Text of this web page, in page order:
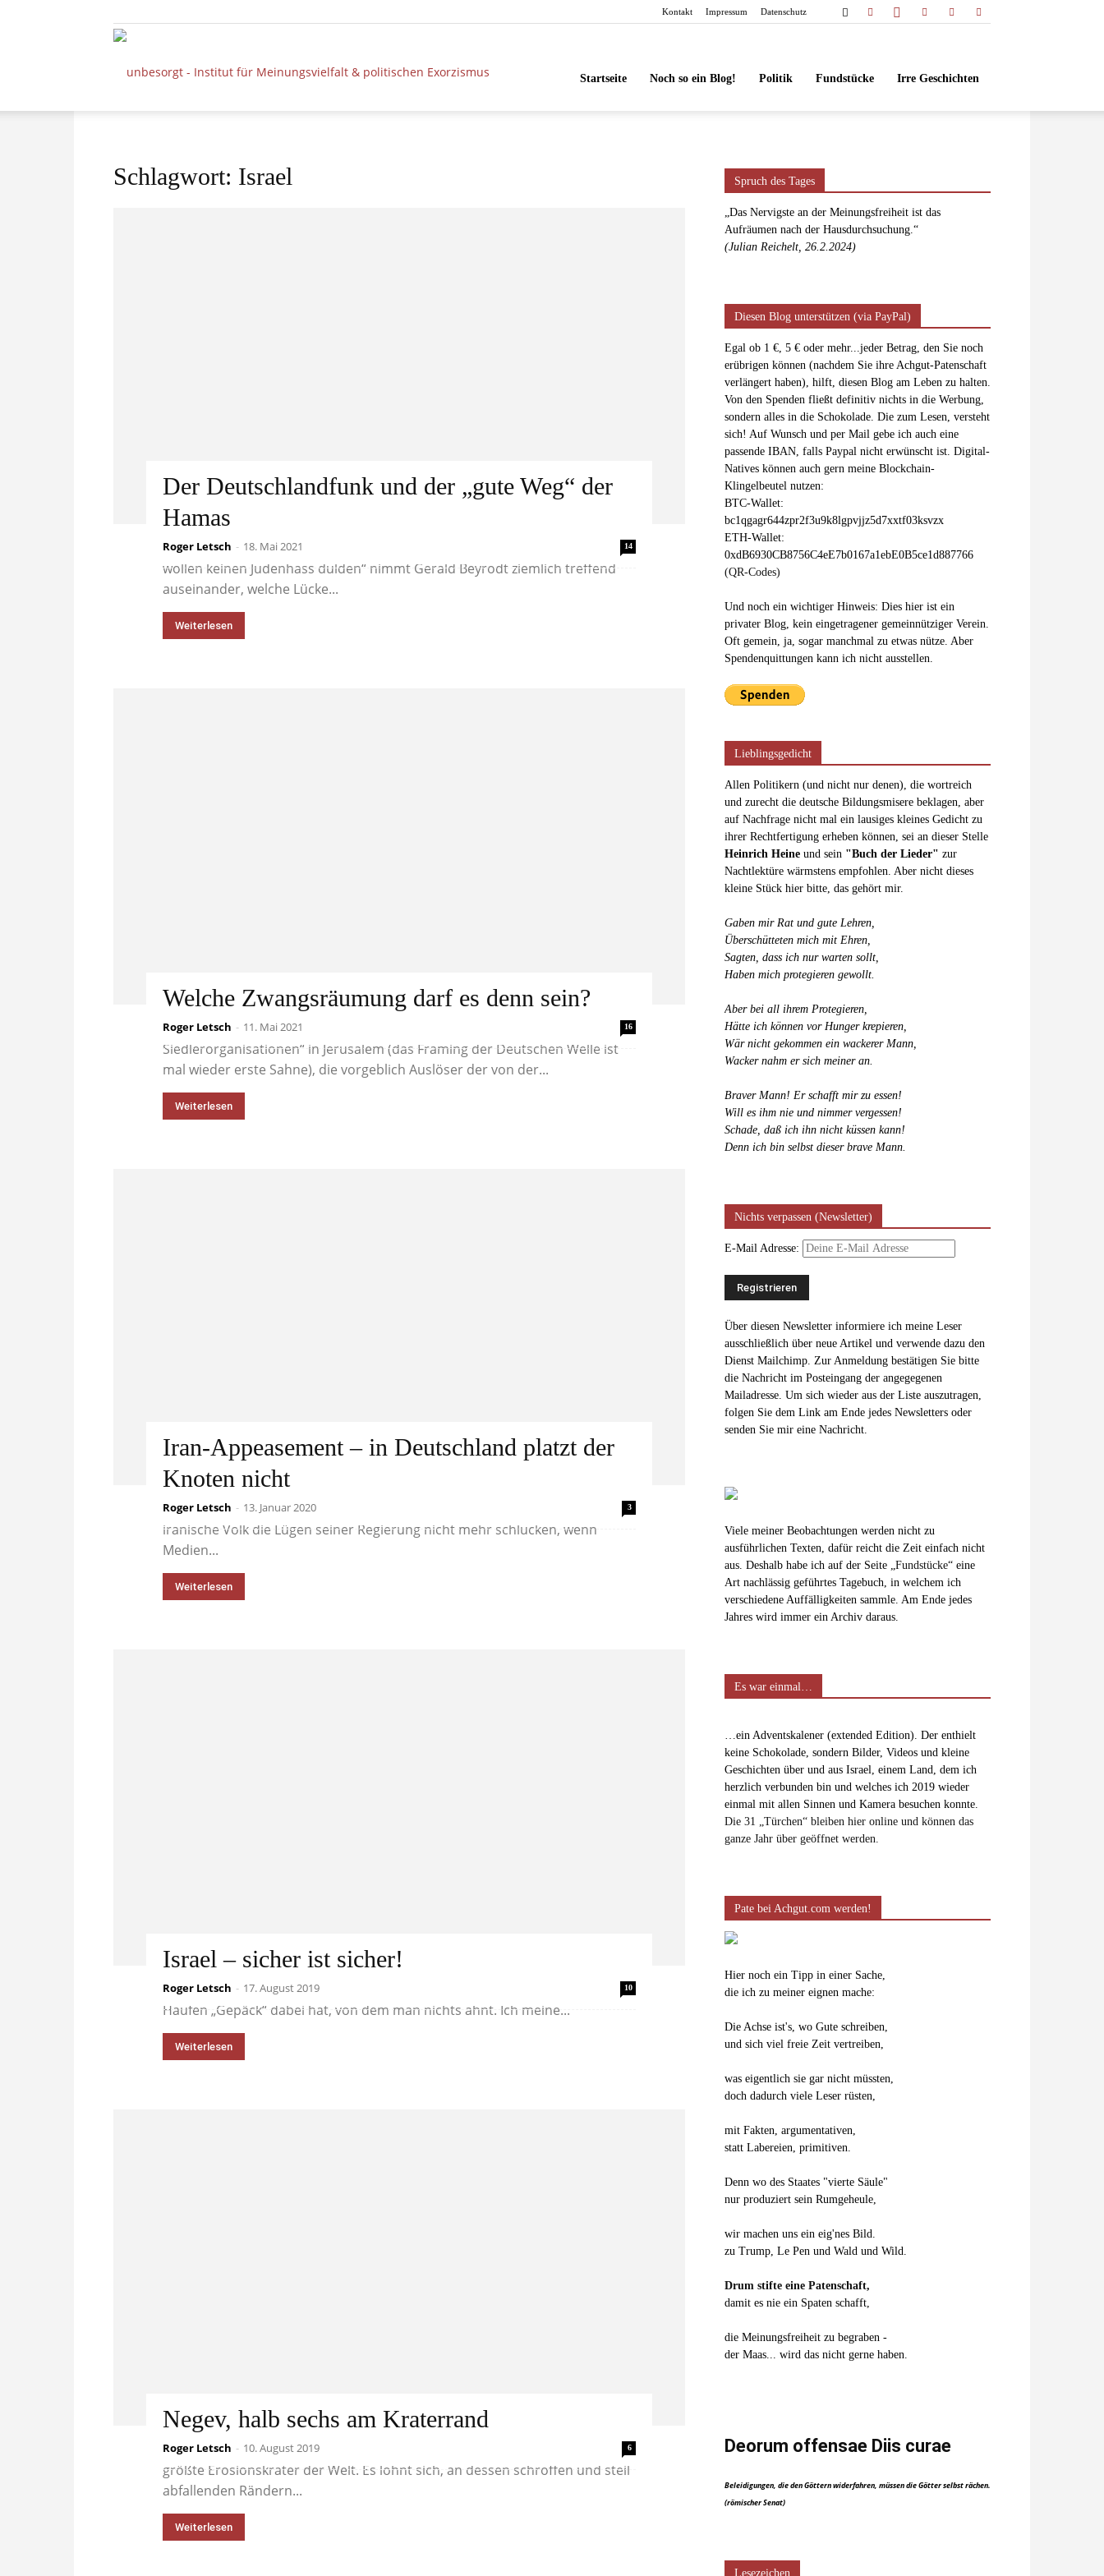
Kontakt Impressum Datenschutz
Startseite Noch so ein Blog! Politik Fundstücke Irre Geschichten
Schlagwort: Israel
Der Deutschlandfunk und der „gute Weg“ der
Hamas
Roger Letsch - 18. Mai 2021 14
In einem „Standpunkt“ (DLF, „Tag für Tag“, 17.5.2021) mit dem Titel „Wir
wollen keinen Judenhass dulden“ nimmt Gerald Beyrodt ziemlich treffend
auseinander, welche Lücke...
Weiterlesen
Welche Zwangsräumung darf es denn sein?
Roger Letsch - 11. Mai 2021 16
Die sogenannten „Zwangsräumungen durch jüdische
Siedlerorganisationen“ in Jerusalem (das Framing der Deutschen Welle ist
mal wieder erste Sahne), die vorgeblich Auslöser der von der...
Weiterlesen
Iran-Appeasement – in Deutschland platzt der
Knoten nicht
Roger Letsch - 13. Januar 2020 3
Ja, man ist überrascht in den deutschen Leitmedien – warum nur will das
iranische Volk die Lügen seiner Regierung nicht mehr schlucken, wenn
Medien...
Weiterlesen
Israel – sicher ist sicher!
Roger Letsch - 17. August 2019 10
Von Deutschland nach Israel zu reisen bringt es mit sich, dass man einen
Haufen „Gepäck“ dabei hat, von dem man nichts ahnt. Ich meine...
Weiterlesen
Negev, halb sechs am Kraterrand
Roger Letsch - 10. August 2019 6
Mitten in der israelischen Negev-Wüste liegt der Machtesch Ramon, der
größte Erosionskrater der Welt. Es lohnt sich, an dessen schroffen und steil
abfallenden Rändern...
Weiterlesen
Spruch des Tages
„Das Nervigste an der Meinungsfreiheit ist das
Aufräumen nach der Hausdurchsuchung.“
(Julian Reichelt, 26.2.2024)
Diesen Blog unterstützen (via PayPal)
Egal ob 1 €, 5 € oder mehr...jeder Betrag, den Sie noch
erübrigen können (nachdem Sie ihre Achgut-Patenschaft
verlängert haben), hilft, diesen Blog am Leben zu halten.
Von den Spenden fließt definitiv nichts in die Werbung,
sondern alles in die Schokolade. Die zum Lesen, versteht
sich! Auf Wunsch und per Mail gebe ich auch eine
passende IBAN, falls Paypal nicht erwünscht ist. Digital-
Natives können auch gern meine Blockchain-
Klingelbeutel nutzen:
BTC-Wallet:
bc1qgagr644zpr2f3u9k8lgpvjjz5d7xxtf03ksvzx
ETH-Wallet:
0xdB6930CB8756C4eE7b0167a1ebE0B5ce1d887766
(QR-Codes)
Und noch ein wichtiger Hinweis: Dies hier ist ein
privater Blog, kein eingetragener gemeinnütziger Verein.
Oft gemein, ja, sogar manchmal zu etwas nütze. Aber
Spendenquittungen kann ich nicht ausstellen.
Lieblingsgedicht
Allen Politikern (und nicht nur denen), die wortreich
und zurecht die deutsche Bildungsmisere beklagen, aber
auf Nachfrage nicht mal ein lausiges kleines Gedicht zu
ihrer Rechtfertigung erheben können, sei an dieser Stelle
Heinrich Heine und sein "Buch der Lieder" zur
Nachtlektüre wärmstens empfohlen. Aber nicht dieses
kleine Stück hier bitte, das gehört mir.
Gaben mir Rat und gute Lehren,
Überschütteten mich mit Ehren,
Sagten, dass ich nur warten sollt,
Haben mich protegieren gewollt.
Aber bei all ihrem Protegieren,
Hätte ich können vor Hunger krepieren,
Wär nicht gekommen ein wackerer Mann,
Wacker nahm er sich meiner an.
Braver Mann! Er schafft mir zu essen!
Will es ihm nie und nimmer vergessen!
Schade, daß ich ihn nicht küssen kann!
Denn ich bin selbst dieser brave Mann.
Nichts verpassen (Newsletter)
E-Mail Adresse:
Über diesen Newsletter informiere ich meine Leser
ausschließlich über neue Artikel und verwende dazu den
Dienst Mailchimp. Zur Anmeldung bestätigen Sie bitte
die Nachricht im Posteingang der angegegenen
Mailadresse. Um sich wieder aus der Liste auszutragen,
folgen Sie dem Link am Ende jedes Newsletters oder
senden Sie mir eine Nachricht.
Viele meiner Beobachtungen werden nicht zu
ausführlichen Texten, dafür reicht die Zeit einfach nicht
aus. Deshalb habe ich auf der Seite „Fundstücke“ eine
Art nachlässig geführtes Tagebuch, in welchem ich
verschiedene Auffälligkeiten sammle. Am Ende jedes
Jahres wird immer ein Archiv daraus.
Es war einmal…
…ein Adventskalener (extended Edition). Der enthielt
keine Schokolade, sondern Bilder, Videos und kleine
Geschichten über und aus Israel, einem Land, dem ich
herzlich verbunden bin und welches ich 2019 wieder
einmal mit allen Sinnen und Kamera besuchen konnte.
Die 31 „Türchen“ bleiben hier online und können das
ganze Jahr über geöffnet werden.
Pate bei Achgut.com werden!
Hier noch ein Tipp in einer Sache,
die ich zu meiner eignen mache:
Die Achse ist's, wo Gute schreiben,
und sich viel freie Zeit vertreiben,
was eigentlich sie gar nicht müssten,
doch dadurch viele Leser rüsten,
mit Fakten, argumentativen,
statt Labereien, primitiven.
Denn wo des Staates "vierte Säule"
nur produziert sein Rumgeheule,
wir machen uns ein eig'nes Bild.
zu Trump, Le Pen und Wald und Wild.
Drum stifte eine Patenschaft,
damit es nie ein Spaten schafft,
die Meinungsfreiheit zu begraben -
der Maas... wird das nicht gerne haben.
Deorum offensae Diis curae
Beleidigungen, die den Göttern widerfahren, müssen die Götter selbst rächen.
(römischer Senat)
Lesezeichen